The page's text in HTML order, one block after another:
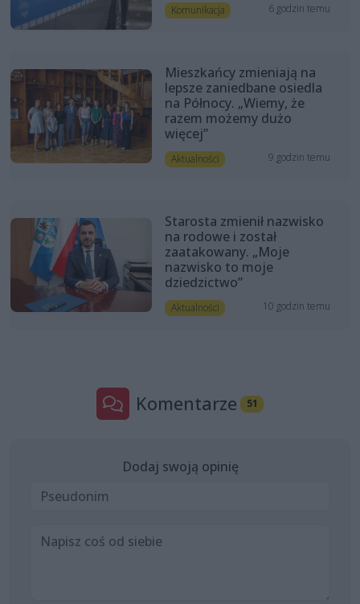
Komunikacja 6 godzin temu
Mieszkańcy zmieniają na
lepsze zaniedbane osiedla
na Północy. „Wiemy, że
razem możemy dużo
więcej”
Aktualności 9 godzin temu
Starosta zmienił nazwisko
na rodowe i został
zaatakowany. „Moje
nazwisko to moje
dziedzictwo”
Aktualności 10 godzin temu
Komentarze 51
Dodaj swoją opinię